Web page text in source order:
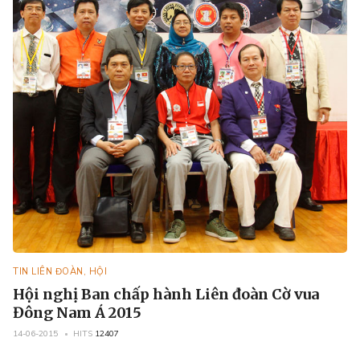
TIN LIÊN ĐOÀN, HỘI
Hội nghị Ban chấp hành Liên đoàn Cờ vua
Đông Nam Á 2015
14-06-2015 HITS 12407